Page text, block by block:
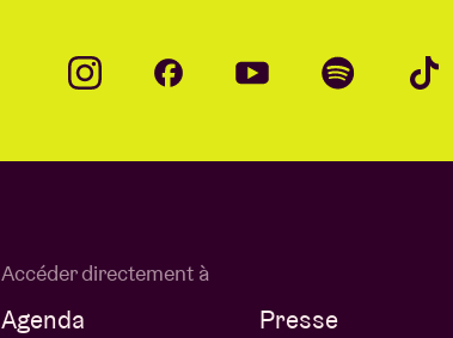
Accéder directement à
Agenda
Presse